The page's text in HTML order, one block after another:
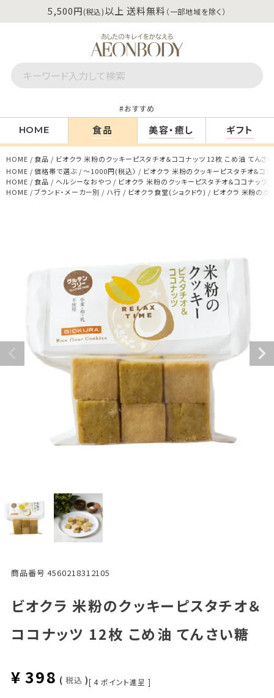
5,500円(税込)以上 送料無料 （一部地域を除く）
おすすめ
HOME 食品 美容・癒し ギフト
HOME 食品
ビオクラ 米粉のクッキーピスタチオ＆ココナッツ 12枚 こめ油 てんさ
HOME
価格帯で選ぶ ～1000円(税込）
ビオクラ 米粉のクッキーピスタチオ＆コ
HOME
食品 ヘルシーなおやつ
ビオクラ 米粉のクッキーピスタチオ＆ココナッツ
HOME
ブランド・メーカー別 ハ行 ビオクラ食堂(ショクドウ) ビオクラ 米粉のク
商品番号 4560218312105
ビオクラ 米粉のクッキーピスタチオ＆
ココナッツ 12枚 こめ油 てんさい糖
¥ 398 税込 [ 4 ポイント進呈 ]